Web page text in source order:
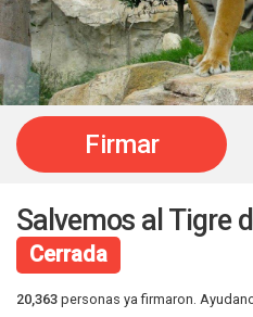
Firmar
Salvemos al Tigre
Cerrada
20,363 personas ya firmaron.